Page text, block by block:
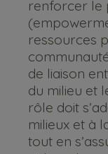
renforcer le
ressources
de liaison
du milieu et
rôle doit
milieux et à
tout en